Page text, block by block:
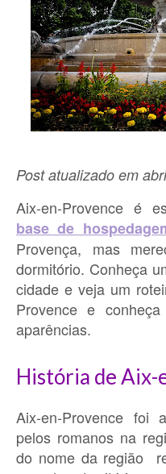
Post atualizado em
Aix-en-Provence é
base de
Provença, mas
dormitório. Conheça
cidade e veja um
Provence e
aparências.
História de Aix-
Aix-en-Provence foi
pelos romanos na
do nome da região